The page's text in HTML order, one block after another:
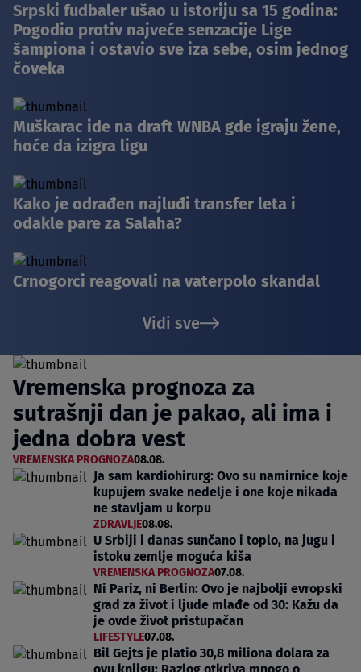
Srpski fudbaler ušao u istoriju sa 15 godina:
Pogodio protiv najveće senzacije Lige
šampiona i ostavio sve iza sebe, osim jednog
čoveka
Muškarac ide na draft WNBA gde igraju žene,
hoće da izigra ligu
Kako je odrađen najluđi transfer leta i
odakle pare za Salaha?
Crnogorci reagovali na vaterpolo skandal
Vidi sve
Vremenska prognoza za
sutrašnji dan je pakao, ali ima i
jedna dobra vest
VREMENSKA PROGNOZA08.08.
Ja sam kardiohirurg: Ovo su namirnice koje
kupujem svake nedelje i one koje nikada
ne stavljam u korpu
ZDRAVLJE08.08.
U Srbiji i danas sunčano i toplo, na jugu i
istoku zemlje moguća kiša
VREMENSKA PROGNOZA07.08.
Ni Pariz, ni Berlin: Ovo je najbolji evropski
grad za život i ljude mlađe od 30: Kažu da
je ovde život pristupačan
LIFESTYLE07.08.
Bil Gejts je platio 30,8 miliona dolara za